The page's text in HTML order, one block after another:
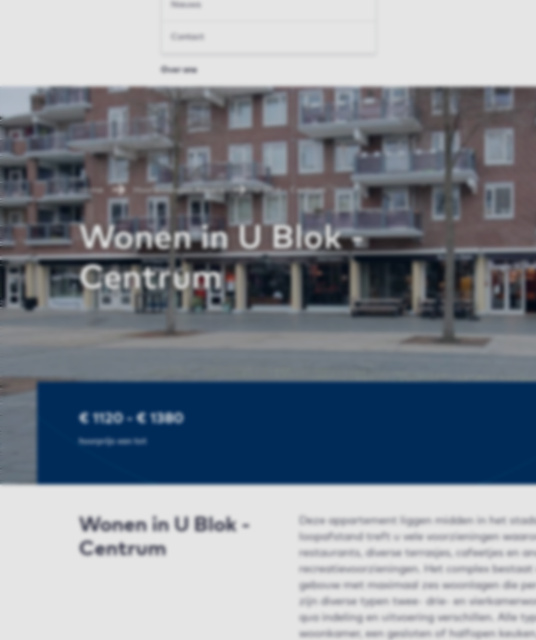
Nieuws
Contact
Over ons
Home Huurwoningen Almere U Blok - Centrum
Wonen in U Blok -
Centrum
€ 1120 - € 1380
huurprijs van tot
Wonen in U Blok -
Centrum
Deze appartement liggen midden in het
loopafstand treft u vele voorzieningen
restaurants, diverse terrasjes, cafeetjes en
recreatievoorzieningen. Het complex
gebouw met maximaal zes woonlagen die
zijn diverse typen twee- drie- en
qua indeling en uitvoering verschillen. Alle
woonkamer, een gesloten of halfopen